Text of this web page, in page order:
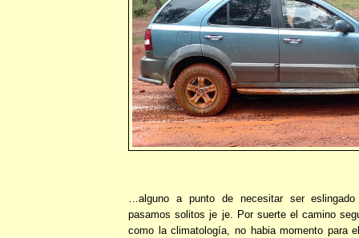
…alguno a punto de necesitar ser
pasamos solitos je je. Por suerte el camino
como la climatología, no habia momento para